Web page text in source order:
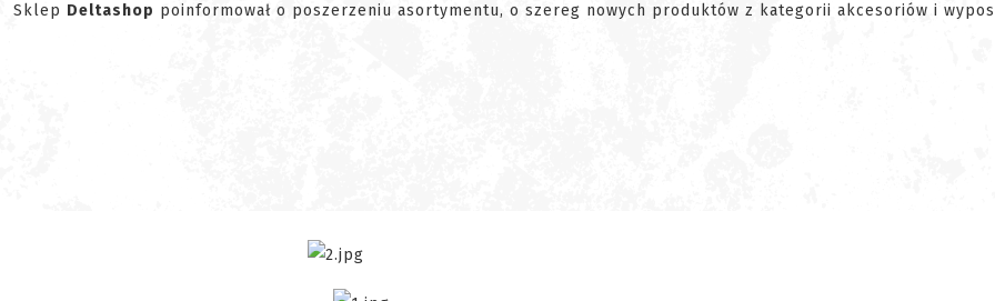
Sklep Deltashop poinformował o poszerzeniu asortymentu, o szereg nowych produktów z kategorii akcesoriów i